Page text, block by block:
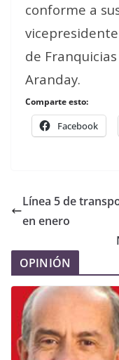
conforme a
de
Aranday.
Comparte esto:
Facebook
Línea 5 de
en enero
OPINIÓN